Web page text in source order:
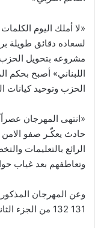
«لا أملك اليوم
لسعاده دقائق طويلة
مشروعه بتحويل الحزب
اللبناني» أصبح بحكم
الحزب وتوحيد كيانات
«انتهى المهرجان
حادث يعكّـر صفو الامن
الرائع بالتعليمات
وتعاطفهم بعد غياب
وعن المهرجان
131 132 من الجزء الثاني من مذكراته: